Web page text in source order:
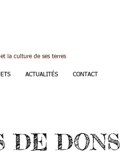
la culture de ses terres
ACTUALITÉS CONTACT
DE DONS